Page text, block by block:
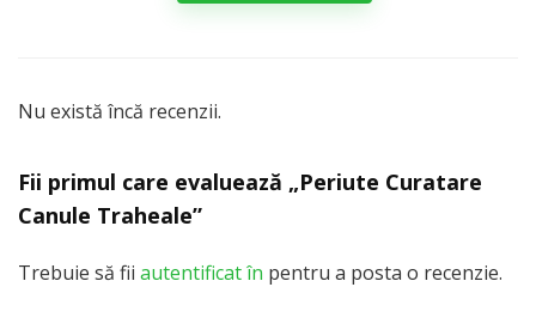
Nu există încă recenzii.
Fii primul care evaluează „Periute Curatare
Canule Traheale”
Trebuie să fii autentificat în pentru a posta o recenzie.